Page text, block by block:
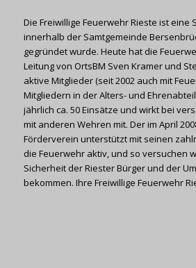
Die Freiwillige Feuerwehr Rieste ist
innerhalb der Samtgemeinde
gegründet wurde. Heute hat die
Leitung von OrtsBM Sven Kramer und
aktive Mitglieder (seit 2002 auch mit
Mitgliedern in der Alters- und
jährlich ca. 50 Einsätze und wirkt bei
mit anderen Wehren mit. Der im April
Förderverein unterstützt mit seinen
die Feuerwehr aktiv, und so versuchen
Sicherheit der Riester Bürger und der
bekommen. Ihre Freiwillige Feuerwehr